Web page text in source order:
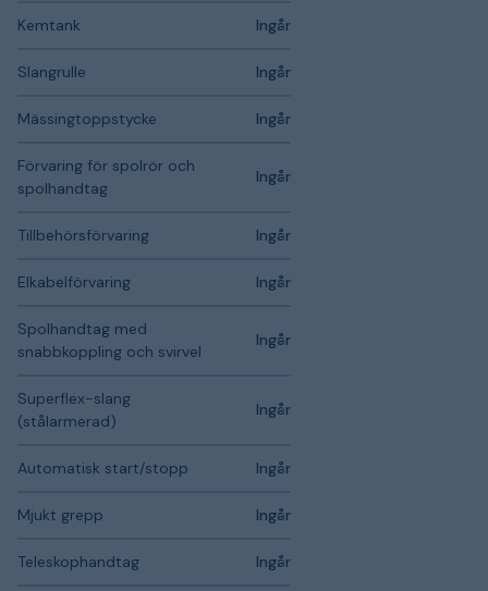
Kemtank Ingår
Slangrulle Ingår
Mässingtoppstycke Ingår
Förvaring för spolrör och
spolhandtag
Ingår
Tillbehörsförvaring Ingår
Elkabelförvaring Ingår
Spolhandtag med
snabbkoppling och svirvel
Ingår
Superflex-slang
(stålarmerad)
Ingår
Automatisk start/stopp Ingår
Mjukt grepp Ingår
Teleskophandtag Ingår